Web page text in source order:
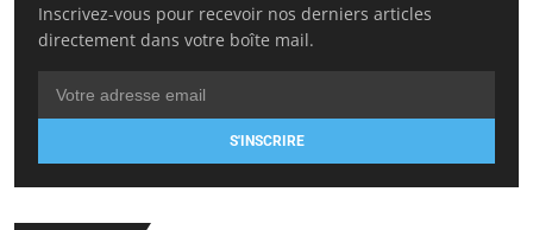
Inscrivez-vous pour recevoir nos derniers articles
directement dans votre boîte mail.
S'INSCRIRE